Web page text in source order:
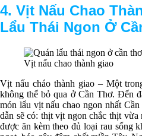
4. Vịt Nấu Chao
Lẩu Thái Ngon Ở
Vịt nấu chao thành giao
Vịt nấu cháo thành giao – Một
không thể bỏ qua ở Cần Thơ. Đến
món lẩu vịt nấu chao ngon nhất
dẫn sẽ có: thịt vịt ngon chắc thịt
được ăn kèm theo đủ loại rau sống